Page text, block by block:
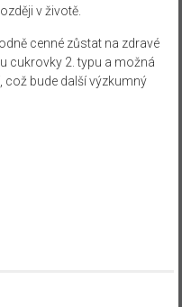
v životě.
cenné zůstat na zdravé
cukrovky 2. typu a možná
bude další výzkumný